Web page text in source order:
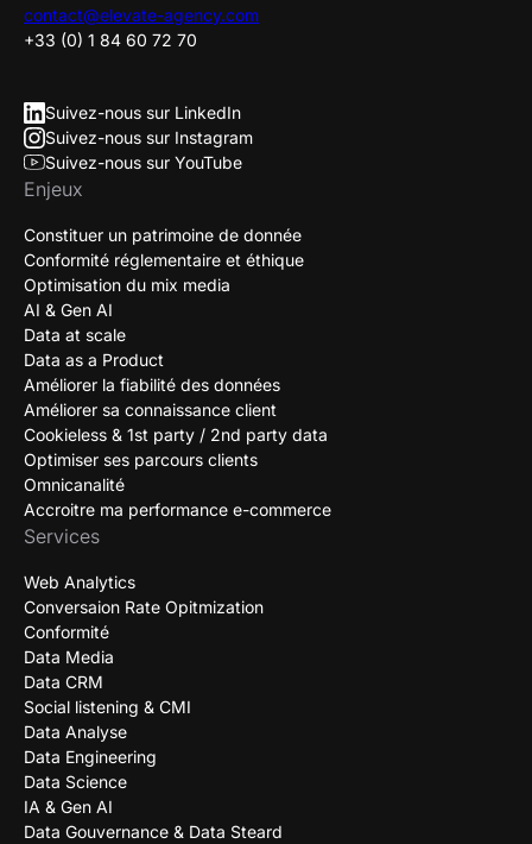
contact@elevate-agency.com
+33 (0) 1 84 60 72 70
Suivez-nous sur LinkedIn
Suivez-nous sur Instagram
Suivez-nous sur YouTube
Enjeux
Constituer un patrimoine de donnée
Conformité réglementaire et éthique
Optimisation du mix media
AI & Gen AI
Data at scale
Data as a Product
Améliorer la fiabilité des données
Améliorer sa connaissance client
Cookieless & 1st party / 2nd party data
Optimiser ses parcours clients
Omnicanalité
Accroitre ma performance e-commerce
Services
Web Analytics
Conversaion Rate Opitmization
Conformité
Data Media
Data CRM
Social listening & CMI
Data Analyse
Data Engineering
Data Science
IA & Gen AI
Data Gouvernance & Data Steard